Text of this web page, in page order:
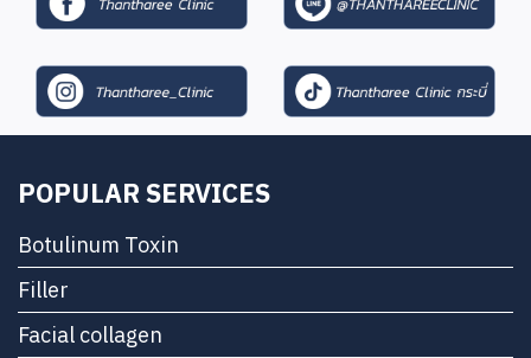
POPULAR SERVICES
Botulinum Toxin
Filler
Facial collagen